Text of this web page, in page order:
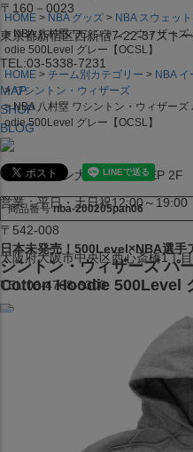
〒160－0023
東京都新宿区西新宿7-22-37スト
TEL:03-5338-7231
MAP
SHOP
BLOG
セレクション大阪店BIGSTEP 2F
営業：平日・土日祝12:00～19:00
〒542-008
大阪府大阪市中央区西心斎橋1丁
TEL:06-4708-3300
営業：土・日・祝日のみ 12:00-
HOME
NBA グッズ
NBA スウェッ
NBA 八村塁 ワシントン・ウィザー
odie 500Level グレー【OCSL】
HOME
チーム別カテゴリー
NBA
ワシントン・ウィザーズ
NBA 八村塁 ワシントン・ウィザー
odie 500Level グレー【OCSL】
商品番号 nba-200205pah06
日本未発売！500Level×NBA選手
シントン・ウィザーズ パ
Cotton Hoodie 500Level